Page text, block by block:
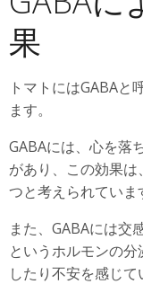
果
トマトにはGABA
ます。
GABAには、心を落
があり、この効果
つと考えられていま
また、GABAには交
というホルモンの
したり不安を感じ